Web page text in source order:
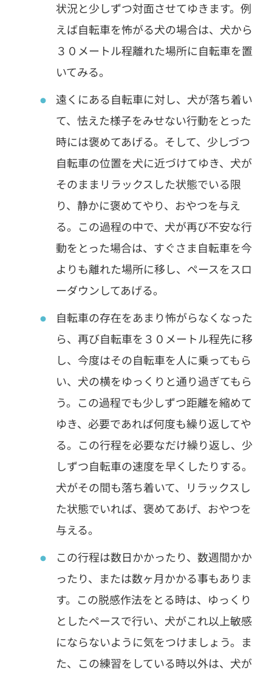
状況と少しずつ対面させてゆきます。例
えば自転車を怖がる犬の場合は、犬から
３０メートル程離れた場所に自転車を置
いてみる。
遠くにある自転車に対し、犬が落ち着い
て、怯えた様子をみせない行動をとった
時には褒めてあげる。そして、少しづつ
自転車の位置を犬に近づけてゆき、犬が
そのままリラックスした状態でいる限
り、静かに褒めてやり、おやつを与え
る。この過程の中で、犬が再び不安な行
動をとった場合は、すぐさま自転車を今
よりも離れた場所に移し、ペースをスロ
ーダウンしてあげる。
自転車の存在をあまり怖がらなくなった
ら、再び自転車を３０メートル程先に移
し、今度はその自転車を人に乗ってもら
い、犬の横をゆっくりと通り過ぎてもら
う。この過程でも少しずつ距離を縮めて
ゆき、必要であれば何度も繰り返してや
る。この行程を必要なだけ繰り返し、少
しずつ自転車の速度を早くしたりする。
犬がその間も落ち着いて、リラックスし
た状態でいれば、褒めてあげ、おやつを
与える。
この行程は数日かかったり、数週間かか
ったり、または数ヶ月かかる事もありま
す。この脱感作法をとる時は、ゆっくり
としたペースで行い、犬がこれ以上敏感
にならないように気をつけましょう。ま
た、この練習をしている時以外は、犬が